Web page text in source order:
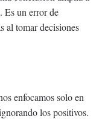
Es un error de
al tomar decisiones
enfocamos solo en
los positivos.